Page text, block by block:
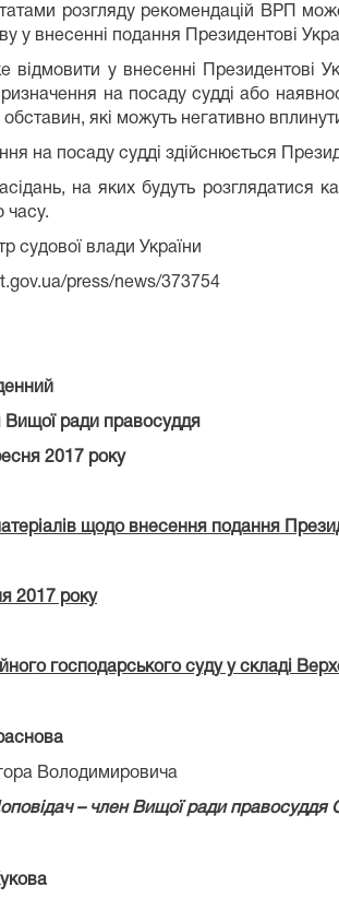
розгляду рекомендацій ВРП
у внесенні подання Президентові
відмовити у внесенні Президентові
на посаду судді або
які можуть негативно
на посаду судді здійснюється
на яких будуть
часу.
судової влади України
press/news/373754
Вищої ради правосуддя
2017 року
щодо внесення подання
2017 року
господарського суду у складі
Володимировича
оповідач – член Вищої ради правосуддя